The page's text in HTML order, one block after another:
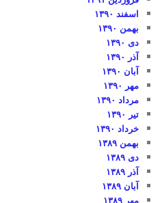
اسفند ۱۳۹۰
بهمن ۱۳۹۰
دی ۱۳۹۰
آذر ۱۳۹۰
آبان ۱۳۹۰
مهر ۱۳۹۰
مرداد ۱۳۹۰
تیر ۱۳۹۰
خرداد ۱۳۹۰
بهمن ۱۳۸۹
دی ۱۳۸۹
آذر ۱۳۸۹
آبان ۱۳۸۹
مهر ۱۳۸۹